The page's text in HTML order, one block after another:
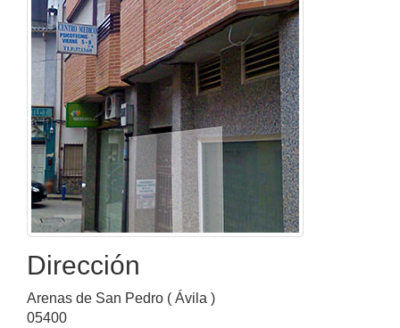
Dirección
Arenas de San Pedro ( Ávila )
05400